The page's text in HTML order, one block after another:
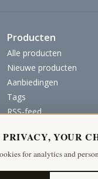
Producten
Alle producten
Nieuwe producten
Aanbiedingen
Tags
RSS-feed
PRIVACY, YOUR
for analytics and